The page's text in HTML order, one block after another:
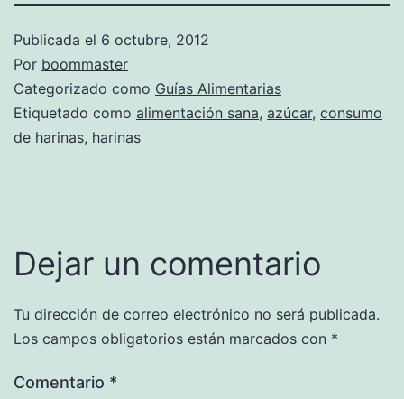
Publicada el 6 octubre, 2012
Por boommaster
Categorizado como Guías Alimentarias
Etiquetado como alimentación sana, azúcar, consumo
de harinas, harinas
Dejar un comentario
Tu dirección de correo electrónico no será publicada.
Los campos obligatorios están marcados con *
Comentario *